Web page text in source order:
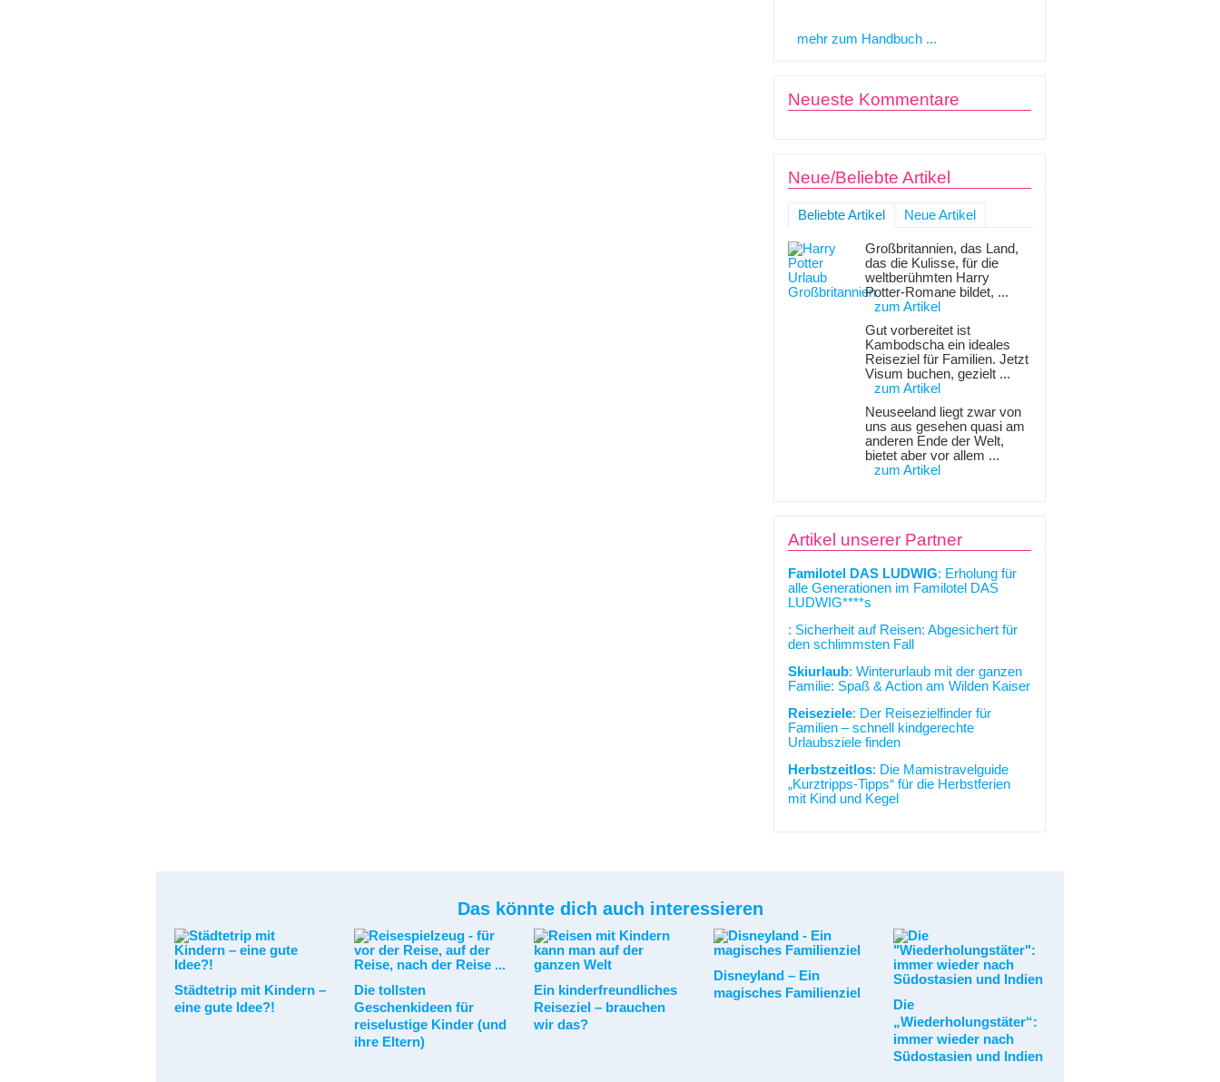
mehr zum Handbuch ...
Neueste Kommentare
Neue/Beliebte Artikel
Beliebte Artikel Neue Artikel
Großbritannien, das Land,
das die Kulisse, für die
weltberühmten Harry
Potter-Romane bildet, ...
zum Artikel
Gut vorbereitet ist
Kambodscha ein ideales
Reiseziel für Familien. Jetzt
Visum buchen, gezielt ...
zum Artikel
Neuseeland liegt zwar von
uns aus gesehen quasi am
anderen Ende der Welt,
bietet aber vor allem ...
zum Artikel
Artikel unserer Partner
Familotel DAS LUDWIG: Erholung für
alle Generationen im Familotel DAS
LUDWIG****s
: Sicherheit auf Reisen: Abgesichert für
den schlimmsten Fall
Skiurlaub: Winterurlaub mit der ganzen
Familie: Spaß & Action am Wilden Kaiser
Reiseziele: Der Reisezielfinder für
Familien – schnell kindgerechte
Urlaubsziele finden
Herbstzeitlos: Die Mamistravelguide
„Kurztripps-Tipps“ für die Herbstferien
mit Kind und Kegel
Das könnte dich auch interessieren
Städtetrip mit Kindern –
eine gute Idee?!
Die tollsten
Geschenkideen für
reiselustige Kinder (und
ihre Eltern)
Ein kinderfreundliches
Reiseziel – brauchen
wir das?
Disneyland – Ein
magisches Familienziel
Die
„Wiederholungstäter“:
immer wieder nach
Südostasien und Indien